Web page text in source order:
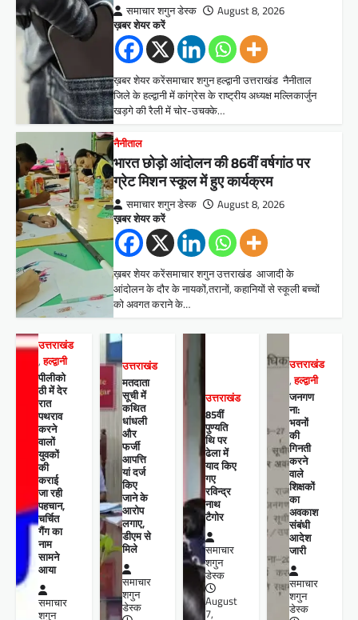
समाचार शगुन डेस्क August 8, 2026
ख़बर शेयर करें
ख़बर शेयर करेंसमाचार शगुन हल्द्वानी उत्तराखंड नैनीताल
जिले के हल्द्वानी में कांग्रेस के राष्ट्रीय अध्यक्ष मल्लिकार्जुन
खड़गे की रैली में चोर-उचक्के…
नैनीताल
भारत छोड़ो आंदोलन की 86वीं वर्षगांठ पर
ग्रेट मिशन स्कूल में हुए कार्यक्रम
समाचार शगुन डेस्क August 8, 2026
ख़बर शेयर करें
ख़बर शेयर करेंसमाचार शगुन उत्तराखंड आजादी के
आंदोलन के दौर के नायकों,तरानों, कहानियों से स्कूली बच्चों
को अवगत कराने के…
उत्तराखंड
,हल्द्वानी
पीलीको
ठी में देर
रात
पथराव
करने
वालों
युवकों
की
कराई
जा रही
पहचान,
चर्चित
गैंग का
नाम
सामने
आया
समाचार
शगुन
उत्तराखंड
मतदाता
सूची में
कथित
धांधली
और
फर्जी
आपत्ति
यां दर्ज
किए
जाने के
आरोप
लगाए,
डीएम से
मिले
समाचार
शगुन
डेस्क
उत्तराखंड
85वीं
पुण्यति
थि पर
ढेला में
याद किए
गए
रविन्द्र
नाथ
टैगोर
समाचार
शगुन
डेस्क
August
7,
उत्तराखंड
,हल्द्वानी
जनगण
ना:
भवनों
की
गिनती
करने
वाले
शिक्षकों
का
अवकाश
संबंधी
आदेश
जारी
समाचार
शगुन
डेस्क